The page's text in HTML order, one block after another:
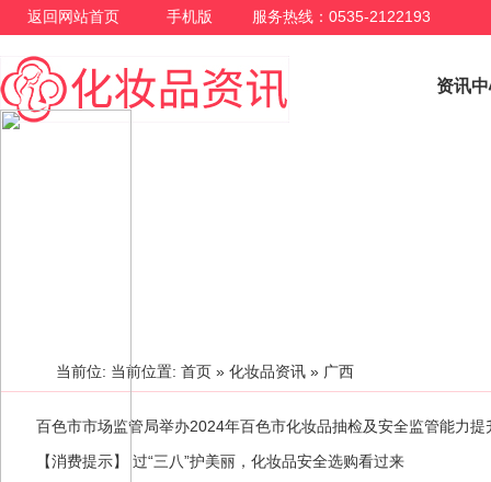
返回网站首页 手机版 服务热线：0535-2122193
资讯
当前位: 当前位置: 首页 » 化妆品资讯 » 广西
百色市市场监管局举办2024年百色市化妆品抽检及安全监管能力提
【消费提示】 过“三八”护美丽，化妆品安全选购看过来